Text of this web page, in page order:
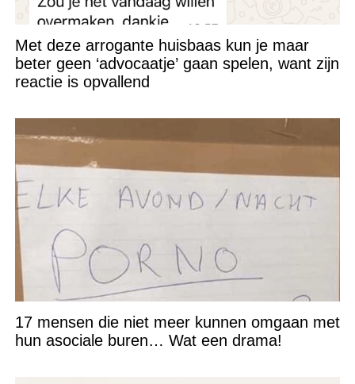
Met deze arrogante huisbaas kun je maar
beter geen ‘advocaatje’ gaan spelen, want zijn
reactie is opvallend
17 mensen die niet meer kunnen omgaan met
hun asociale buren… Wat een drama!